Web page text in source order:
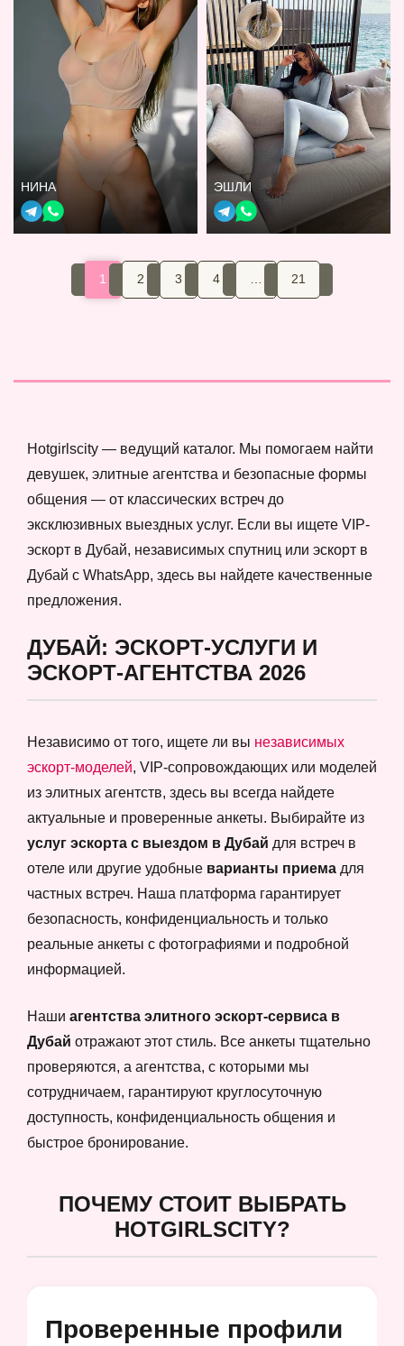
НИНА ЭШЛИ
1 2 3 4 21
Hotgirlscity — ведущий каталог. Мы помогаем найти
девушек, элитные агентства и безопасные формы
общения — от классических встреч до
эксклюзивных выездных услуг. Если вы ищете VIP-
эскорт в Дубай, независимых спутниц или эскорт в
Дубай с WhatsApp, здесь вы найдете качественные
предложения.
ДУБАЙ: ЭСКОРТ-УСЛУГИ И
ЭСКОРТ-АГЕНТСТВА 2026
Независимо от того, ищете ли вы независимых
эскорт-моделей, VIP-сопровождающих или моделей
из элитных агентств, здесь вы всегда найдете
актуальные и проверенные анкеты. Выбирайте из
услуг эскорта с выездом в Дубай для встреч в
отеле или другие удобные варианты приема для
частных встреч. Наша платформа гарантирует
безопасность, конфиденциальность и только
реальные анкеты с фотографиями и подробной
информацией.
Наши агентства элитного эскорт-сервиса в
Дубай отражают этот стиль. Все анкеты тщательно
проверяются, а агентства, с которыми мы
сотрудничаем, гарантируют круглосуточную
доступность, конфиденциальность общения и
быстрое бронирование.
ПОЧЕМУ СТОИТ ВЫБРАТЬ
HOTGIRLSCITY?
Проверенные профили